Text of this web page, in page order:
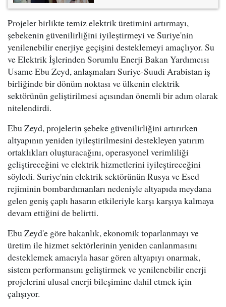
Projeler birlikte temiz elektrik üretimini artırmayı,
şebekenin güvenilirliğini iyileştirmeyi ve Suriye'nin
yenilenebilir enerjiye geçişini desteklemeyi amaçlıyor. Su
ve Elektrik İşlerinden Sorumlu Enerji Bakan Yardımcısı
Usame Ebu Zeyd, anlaşmaları Suriye-Suudi Arabistan iş
birliğinde bir dönüm noktası ve ülkenin elektrik
sektörünün geliştirilmesi açısından önemli bir adım olarak
nitelendirdi.
Ebu Zeyd, projelerin şebeke güvenilirliğini artırırken
altyapının yeniden iyileştirilmesini destekleyen yatırım
ortaklıkları oluşturacağını, operasyonel verimliliği
geliştireceğini ve elektrik hizmetlerini iyileştireceğini
söyledi. Suriye'nin elektrik sektörünün Rusya ve Esed
rejiminin bombardımanları nedeniyle altyapıda meydana
gelen geniş çaplı hasarın etkileriyle karşı karşıya kalmaya
devam ettiğini de belirtti.
Ebu Zeyd'e göre bakanlık, ekonomik toparlanmayı ve
üretim ile hizmet sektörlerinin yeniden canlanmasını
desteklemek amacıyla hasar gören altyapıyı onarmak,
sistem performansını geliştirmek ve yenilenebilir enerji
projelerini ulusal enerji bileşimine dahil etmek için
çalışıyor.